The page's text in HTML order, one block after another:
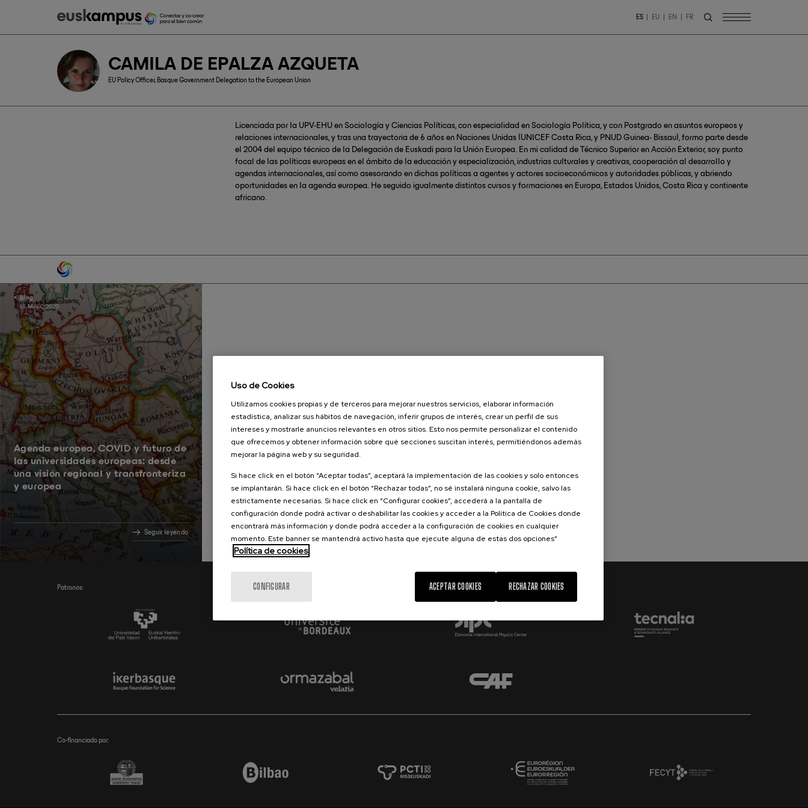
ES EU EN FR
CAMILA DE EPALZA AZQUETA
EU Policy Officer, Basque Government Delegation to the European Union
Licenciada por la UPV-EHU en Sociología y Ciencias Políticas, con especialidad en Sociología Política, y con Postgrado en asuntos europeos y
relaciones internacionales, y tras una trayectoria de 6 años en Naciones Unidas (UNICEF Costa Rica, y PNUD Guinea- Bissau), formo parte desde
el 2004 del equipo técnico de la Delegación de Euskadi para la Unión Europea. En mi calidad de Técnico Superior en Acción Exterior, soy punto
focal de las políticas europeas en el ámbito de la educación y especialización, industrias culturales y creativas, cooperación al desarrollo y
agendas internacionales, así como asesorando en dichas políticas a agentes y actores socioeconómicos y autoridades públicas, y abriendo
oportunidades en la agenda europea. He seguido igualmente distintos cursos y formaciones en Europa, Estados Unidos, Costa Rica y continente
africano.
Blog
18 MAYO 2020
Agenda europea, COVID y futuro de
las universidades europeas: desde
una visión regional y transfronteriza
y europea
Seguir leyendo
Patronos:
Co-financiado por:
Uso de Cookies
Utilizamos cookies propias y de terceros para mejorar nuestros servicios, elaborar información
estadística, analizar sus hábitos de navegación, inferir grupos de interés, crear un perfil de sus
intereses y mostrarle anuncios relevantes en otros sitios. Esto nos permite personalizar el contenido
que ofrecemos y obtener información sobre qué secciones suscitan interés, permitiéndonos además
mejorar la página web y su seguridad.
Si hace click en el botón “Aceptar todas”, aceptará la implementación de las cookies y solo entonces
se implantarán. Si hace click en el botón “Rechazar todas”, no sé instalará ninguna cookie, salvo las
estrictamente necesarias. Si hace click en “Configurar cookies”, accederá a la pantalla de
configuración donde podrá activar o deshabilitar las cookies y acceder a la Política de Cookies donde
encontrará más información y donde podrá acceder a la configuración de cookies en cualquier
momento. Este banner se mantendrá activo hasta que ejecute alguna de estas dos opciones”
Política de cookies
CONFIGURAR RECHAZAR COOKIES
ACEPTAR COOKIES